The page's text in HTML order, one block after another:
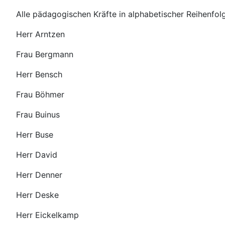
Alle pädagogischen Kräfte in alphabetischer
Herr Arntzen
Frau Bergmann
Herr Bensch
Frau Böhmer
Frau Buinus
Herr Buse
Herr David
Herr Denner
Herr Deske
Herr Eickelkamp